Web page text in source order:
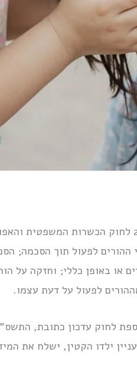
ההורים לפעול תוך הסכמה;
או באופן כללי; וחזקה על
לפעול על דעת עצמו.
ילדו הקטין, ישלח את